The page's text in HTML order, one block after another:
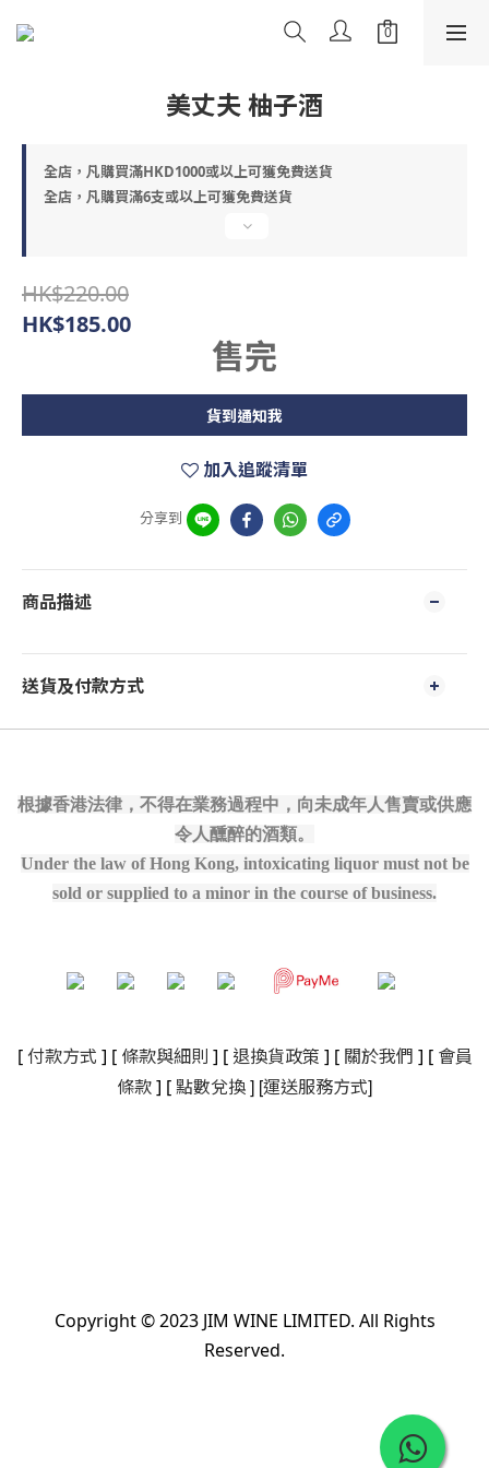
美丈夫 柚子酒
全店，凡購買滿HKD1000或以上可獲免費送貨
全店，凡購買滿6支或以上可獲免費送貨
HK$220.00
HK$185.00
售完
貨到通知我
加入追蹤清單
分享到
商品描述
送貨及付款方式
根據香港法律，不得在業務過程中，向未成年人售賣或供應
令人醺醉的酒類。
Under the law of Hong Kong, intoxicating liquor must not be
sold or supplied to a minor in the course of business.
[ 付款方式 ] [ 條款與細則 ] [ 退換貨政策 ] [ 關於我們 ] [ 會員
條款] [點數兌換] [運送服務方式]
Copyright © 2023 JIM WINE LIMITED. All Rights
Reserved.